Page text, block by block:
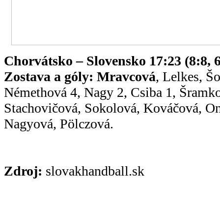
Chorvátsko – Slovensko 17:23 (8:8,
Zostava a góly: Mravcová, Lelkes,
Némethová 4, Nagy 2, Csiba 1,
Stachovičová, Sokolová, Kováčová,
Nagyová, Pölczová.
Zdroj: slovakhandball.sk